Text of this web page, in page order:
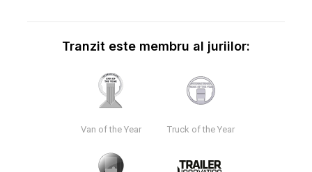
Tranzit este membru al juriilor:
Van of the Year Truck of the Year